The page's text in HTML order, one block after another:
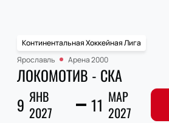
Континентальная Хоккейная Лига
Ярославль
Арена 2000
ЛОКОМОТИВ - СКА
9 ЯНВ
2027
11 МАР
2027